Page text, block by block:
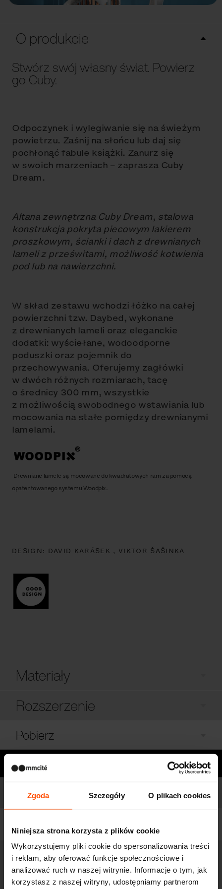
Zgoda Szczegóły O plikach cookies
Niniejsza strona korzysta z plików cookie
Wykorzystujemy pliki cookie do spersonalizowania treści
i reklam, aby oferować funkcje społecznościowe i
analizować ruch w naszej witrynie. Informacje o tym, jak
korzystasz z naszej witryny, udostępniamy partnerom
O produkcie
Stwórz swój własny świat. Powierz
go Cuby.
Odpoczynek i wylegiwanie się na świeżym
powietrzu. Zaśnij na słońcu lub daj się
pochłonąć fabule książki. Zanurz się
w swoich marzeniach – zaprasza Cuby
Dream.
Altana zewnętrzna Cuby Dream, stalowa
konstrukcja pokryta piecowym lakierem
proszkowym, ścianki i dach z drewnianych
lameli z prześwitami, możliwość kotwienia
pod lub na nawierzchni.
W skład zestawu wchodzi łóżko na całej
powierzchni tzw. Daybed, wykonane
z drewnianych lameli oraz eleganckie
dodatki: wyściełane, wodoodporne
poduszki oraz pojemnik do
przechowywania. Oferujemy zagłówki
w dwóch różnych rozmiarach, tacę
o średnicy 300 mm, wszystkie
z możliwością swobodnego wstawiania lub
mocowania na stałe pomiędzy drewnianymi
lamelami.
Drewniane lamele są mocowane do kwadratowych ram za pomocą
opatentowanego systemu Woodpix.
DESIGN: DAVID KARÁSEK , VIKTOR ŠAŠINKA
Materiały
Rozszerzenie
Pobierz
Potrzebujesz pomocy?
Modele Lista modeli
CUB150
Altana
Konstrukcja stalowa pokryta lakierem proszkowym, ściana wykonana z